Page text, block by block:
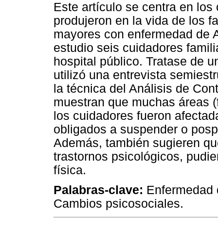
Este artículo se centra en
produjeron en la vida de los
mayores con enfermedad de
estudio seis cuidadores
hospital público. Tratase de
utilizó una entrevista
la técnica del Análisis de
muestran que muchas áreas
los cuidadores fueron
obligados a suspender o
Además, también sugieren
trastornos psicológicos,
física.
Palabras-clave: Enfermedad
Cambios psicosociales.